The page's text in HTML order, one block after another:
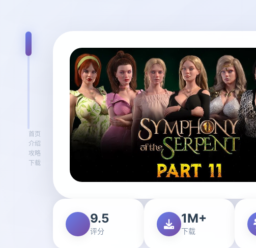
首页
介绍
攻略
下载
9.5
评分
1M+
下载